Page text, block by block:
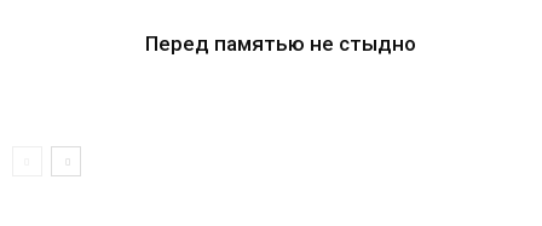
Перед памятью не стыдно